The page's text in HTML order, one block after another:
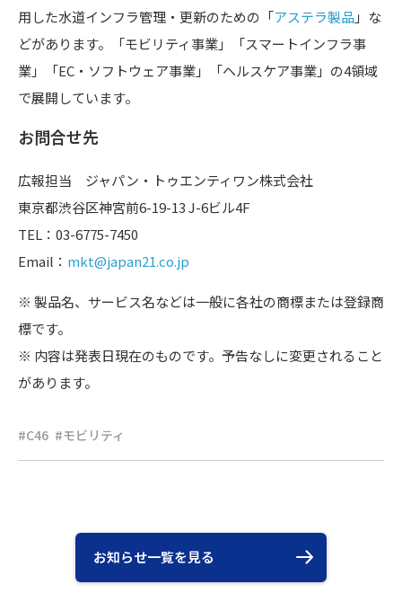
用した水道インフラ管理・更新のための「アステラ製品」な
どがあります。「モビリティ事業」「スマートインフラ事
業」「EC・ソフトウェア事業」「ヘルスケア事業」の4領域
で展開しています。
お問合せ先
広報担当 ジャパン・トゥエンティワン株式会社
東京都渋谷区神宮前6-19-13 J-6ビル4F
TEL：03-6775-7450
Email： mkt@japan21.co.jp
※ 製品名、サービス名などは一般に各社の商標または登録商
標です。
※ 内容は発表日現在のものです。予告なしに変更されること
があります。
C46 モビリティ
お知らせ一覧を見る